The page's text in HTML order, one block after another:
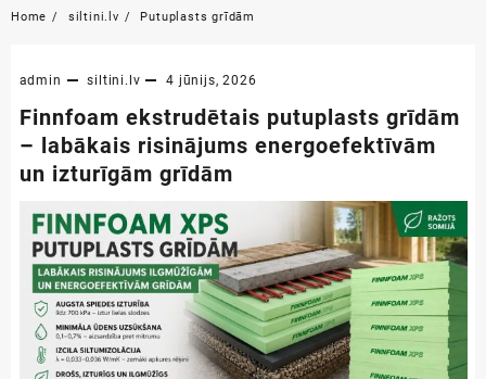
Home siltini.lv Putuplasts grīdām
admin siltini.lv 4 jūnijs, 2026
Finnfoam ekstrudētais putuplasts grīdām
– labākais risinājums energoefektīvām
un izturīgām grīdām